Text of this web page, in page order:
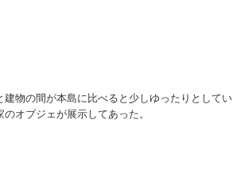
物の間が本島に比べると少しゆったりとしてい
オブジェが展示してあった。